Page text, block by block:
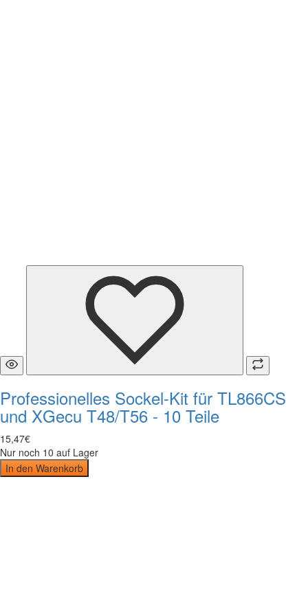
Professionelles Sockel-Kit für TL866CS
und XGecu T48/T56 - 10 Teile
15,47€
Nur noch 10 auf Lager
In den Warenkorb